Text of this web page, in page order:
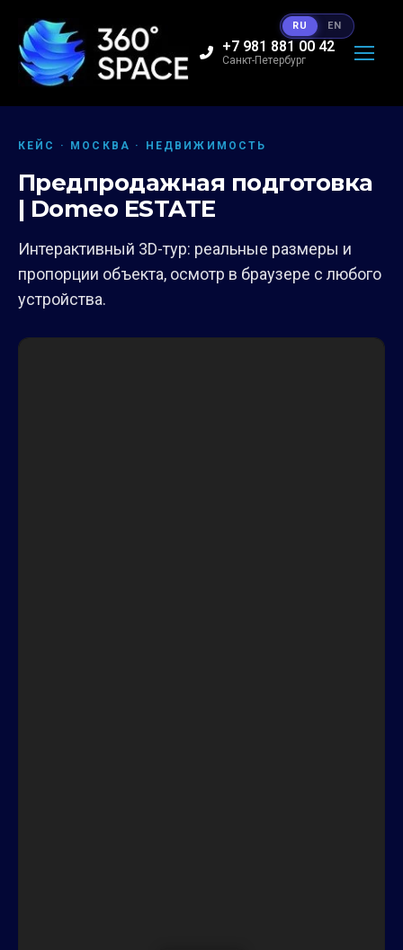
+7 981 881 00 42
Санкт-Петербург
КЕЙС · МОСКВА · НЕДВИЖИМОСТЬ
Предпродажная подготовка
| Domeo ESTATE
Интерактивный 3D-тур: реальные размеры и
пропорции объекта, осмотр в браузере с любого
устройства.
RU EN